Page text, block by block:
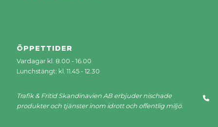
ÖPPETTIDER
Vardagar kl. 8.00 - 16.00
Lunchstängt: kl. 11.45 - 12.30
Trafik & Fritid Skandinavien AB erbjuder nischade
produkter och tjänster inom idrott och offentlig miljö.